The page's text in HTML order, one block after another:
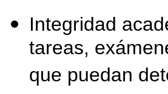
Integridad
tareas,
que puedan